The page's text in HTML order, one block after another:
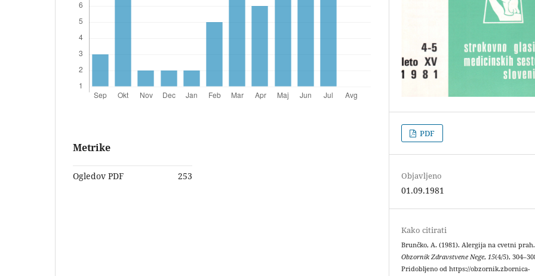
Metrike
Ogledov PDF 253
PDF
Objavljeno
01.09.1981
Kako citirati
Brunčko, A. (1981). Alergija na cvetni prah.
Obzornik Zdravstvene Nege,15(4/5),
Pridobljeno od https://obzornik.zbornica-